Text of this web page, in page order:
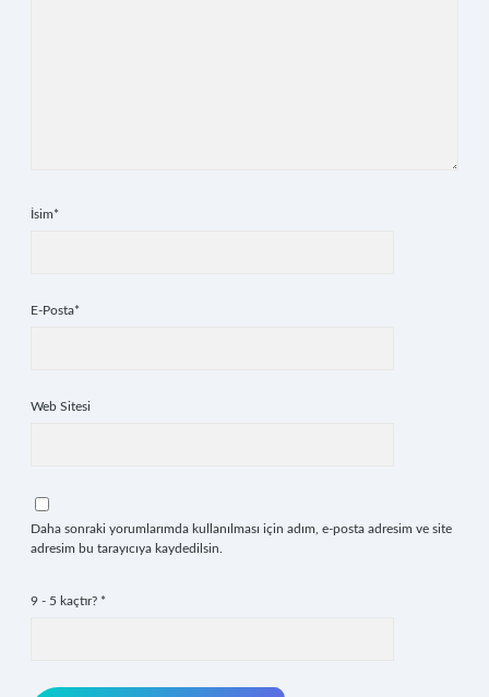
İsim*
E-Posta*
Web Sitesi
Daha sonraki yorumlarımda kullanılması için adım, e-posta adresim ve site
adresim bu tarayıcıya kaydedilsin.
9 - 5 kaçtır? *